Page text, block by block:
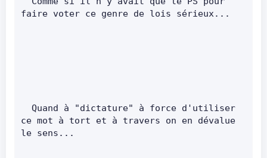
ce mot à tort et à travers on en dévalue
le sens...